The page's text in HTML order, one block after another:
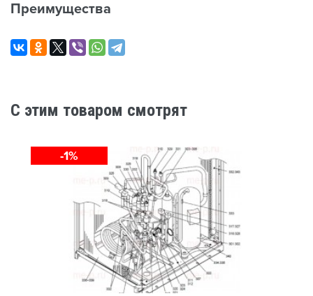
Преимущества
C этим товаром смотрят
-1%